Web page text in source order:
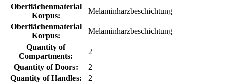
Oberflächenmaterial
Korpus:
Melaminharzbeschichtung
Oberflächenmaterial
Korpus:
Melaminharzbeschichtung
Quantity of
Compartments:
2
Quantity of Doors:
2
Quantity of Handles:
2